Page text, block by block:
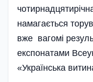
намагається
вже вагомі
експонатами
«Українська